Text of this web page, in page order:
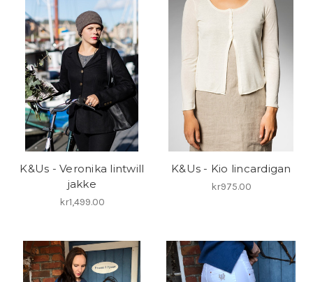
K&Us - Veronika lintwill
jakke
kr1,499.00
K&Us - Kio lincardigan
kr975.00